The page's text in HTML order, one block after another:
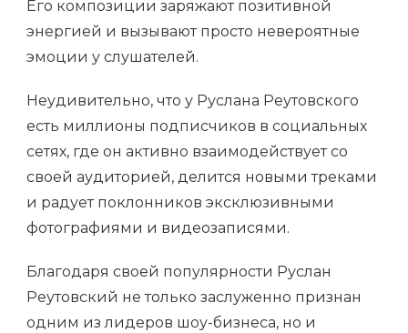
Его композиции заряжают позитивной
энергией и вызывают просто невероятные
эмоции у слушателей.
Неудивительно, что у Руслана Реутовского
есть миллионы подписчиков в социальных
сетях, где он активно взаимодействует со
своей аудиторией, делится новыми треками
и радует поклонников эксклюзивными
фотографиями и видеозаписями.
Благодаря своей популярности Руслан
Реутовский не только заслуженно признан
одним из лидеров шоу-бизнеса, но и